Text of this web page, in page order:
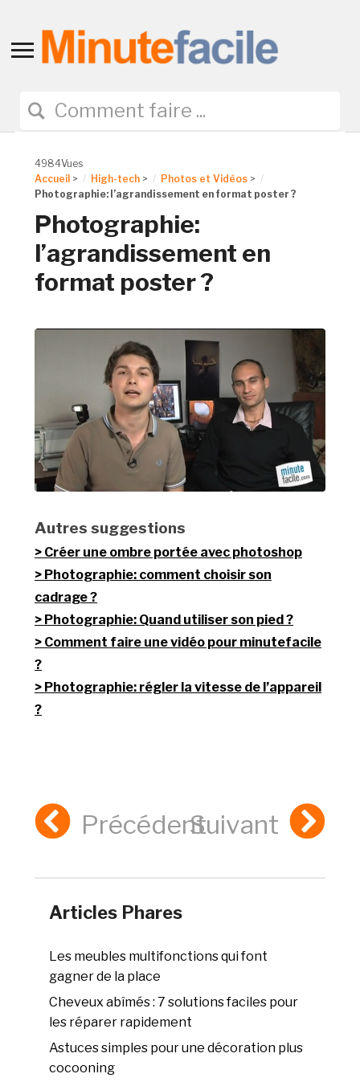
Toggle
navigation
4984Vues
Accueil > High-tech > Photos et Vidéos >
Photographie: l’agrandissement en format poster ?
Photographie:
l’agrandissement en
format poster ?
Autres suggestions
Créer une ombre portée avec photoshop
Photographie: comment choisir son
cadrage ?
Photographie: Quand utiliser son pied ?
Comment faire une vidéo pour minutefacile
?
Photographie: régler la vitesse de l’appareil
?
PrécédentSuivant
Articles Phares
Les meubles multifonctions qui font
gagner de la place
Cheveux abîmés : 7 solutions faciles pour
les réparer rapidement
Astuces simples pour une décoration plus
cocooning